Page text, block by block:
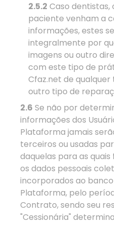
2.5.2 Caso
paciente venham a
informações, estes
integralmente por
imagens ou outro
com este tipo de
Cfaz.net de qualquer
outro tipo de
2.6 Se não por
informações dos
Plataforma jamais
terceiros ou usadas
daquelas para as
os dados pessoais
incorporados ao
Plataforma, pelo
Contrato, sendo seu
"Cessionária"